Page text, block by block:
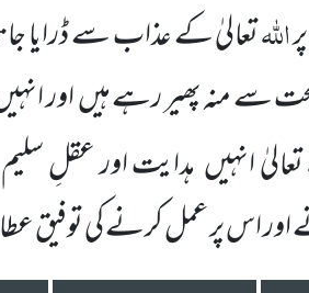
اللہتعالیٰ کے عذاب سے ڈرایا
سے منہ پھیر رہے ہیںاور
تعالیٰ انہیں ہدایت اورعقلِ
اس پر عمل کرنے کی توفیق